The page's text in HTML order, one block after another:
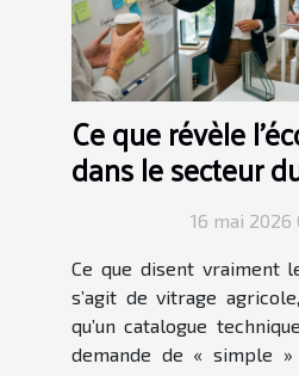
Ce que révèle
dans le secteur
16 mai 2026
Ce que disent vraiment
s’agit de vitrage
qu’un catalogue
demande de « simple